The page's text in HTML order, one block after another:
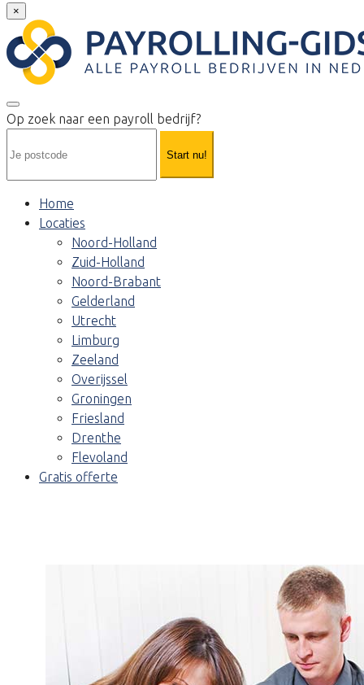
×
Op zoek naar een payroll bedrijf?
Start nu!
Home
Locaties
Noord-Holland
Zuid-Holland
Noord-Brabant
Gelderland
Utrecht
Limburg
Zeeland
Overijssel
Groningen
Friesland
Drenthe
Flevoland
Gratis offerte